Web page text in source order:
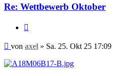
Re: Wettbewerb Oktober
Beitrag
von axel » Sa. 25. Okt 25 17:09